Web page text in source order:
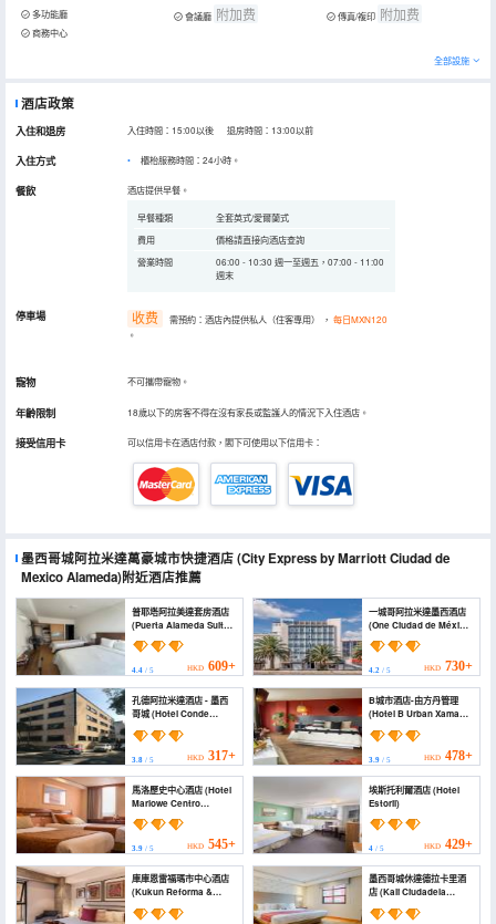
多功能廳 會議廳 附加费 傳真/複印 附加费
商務中心
全部設施
酒店政策
入住和退房 入住時間：15:00以後 退房時間：13:00以前
入住方式 櫃枱服務時間：24小時。
餐飲 酒店提供早餐。
早餐種類
全套英式/愛爾蘭式
費用
價格請直接向酒店查詢
營業時間
06:00 - 10:30 週一至週五，07:00 - 11:00
週末
停車場 收费 需預約：酒店內提供私人（住客專用） ， 每日MXN120
。
寵物 不可攜帶寵物。
年齡限制 18歲以下的房客不得在沒有家長或監護人的情況下入住酒店。
接受信用卡 可以信用卡在酒店付款，閣下可使用以下信用卡：
墨西哥城阿拉米達萬豪城市快捷酒店(City Express by Marriott Ciudad de
Mexico Alameda)附近酒店推薦
普耶塔阿拉美達套房酒店
(Puerta Alameda Suites
México)
4.4 / 5 HKD 609+
一城哥阿拉米達墨西酒店
(One Ciudad de México
Alameda)
4.2/ 5 HKD 730+
孔德阿拉米達酒店 - 墨西
哥城 (Hotel Conde
3.8 / 5 HKD 317+
B城市酒店-由方丹管理
(Hotel B Urban Xaman
3.9/ 5 HKD 478+
馬洛歷史中心酒店 (Hotel
Marlowe Centro
Histórico)
3.9 / 5 HKD 545+
埃斯托利爾酒店 (Hotel
Estoril)
4/ 5 HKD 429+
庫庫恩雷福瑪市中心酒店
(Kukun Reforma &
墨西哥城休達德拉卡里酒
店 (Kali Ciudadela